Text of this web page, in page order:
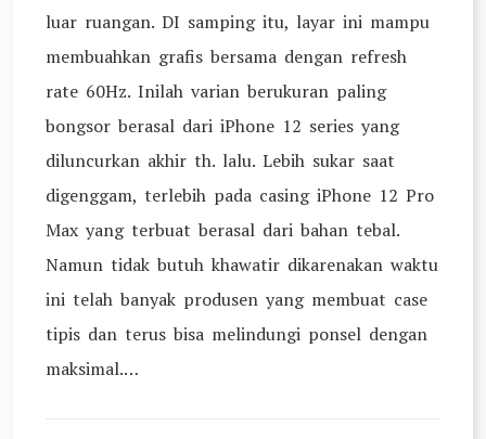
luar ruangan. DI samping itu, layar ini mampu
membuahkan grafis bersama dengan refresh
rate 60Hz. Inilah varian berukuran paling
bongsor berasal dari iPhone 12 series yang
diluncurkan akhir th. lalu. Lebih sukar saat
digenggam, terlebih pada casing iPhone 12 Pro
Max yang terbuat berasal dari bahan tebal.
Namun tidak butuh khawatir dikarenakan waktu
ini telah banyak produsen yang membuat case
tipis dan terus bisa melindungi ponsel dengan
maksimal.…